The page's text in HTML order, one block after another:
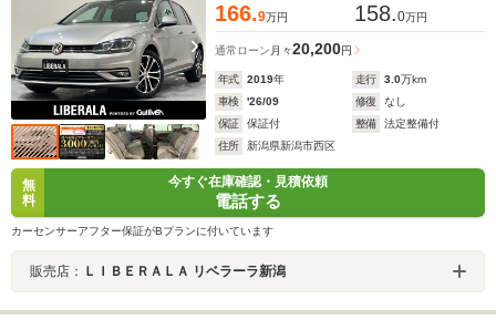
166.9万円 158.0万円
通常ローン 月々20,200円
年式 2019年 走行 3.0万km
車検
'26/09 修復
なし
保証
保証付 整備
法定整備付
住所
新潟県新潟市西区
無
料
今すぐ在庫確認・見積依頼
電話する
カーセンサーアフター保証がBプランに付いています
販売店： ＬＩＢＥＲＡＬＡ リベラーラ新潟